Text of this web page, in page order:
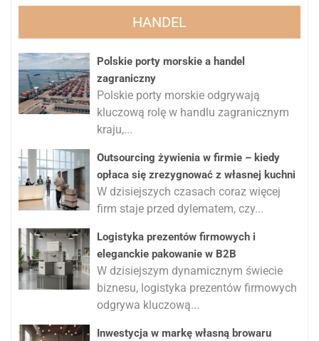
HANDEL
Polskie porty morskie a handel
zagraniczny
Polskie porty morskie odgrywają
kluczową rolę w handlu zagranicznym
kraju,...
Outsourcing żywienia w firmie – kiedy
opłaca się zrezygnować z własnej kuchni
W dzisiejszych czasach coraz więcej
firm staje przed dylematem, czy...
Logistyka prezentów firmowych i
eleganckie pakowanie w B2B
W dzisiejszym dynamicznym świecie
biznesu, logistyka prezentów firmowych
odgrywa kluczową...
Inwestycja w markę własną browaru